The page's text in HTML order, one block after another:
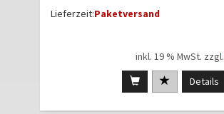
Lieferzeit:Paketversand
inkl. 19 % MwSt. zzgl.
Details